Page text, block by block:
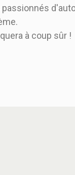
à coup sûr !